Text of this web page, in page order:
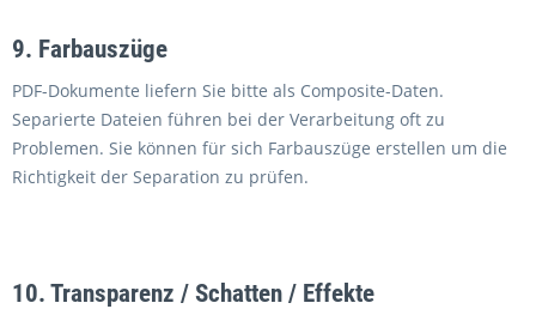
9. Farbauszüge
PDF-Dokumente liefern Sie bitte als Composite-Daten.
Separierte Dateien führen bei der Verarbeitung oft zu
Problemen. Sie können für sich Farbauszüge erstellen um die
Richtigkeit der Separation zu prüfen.
10. Transparenz / Schatten / Effekte